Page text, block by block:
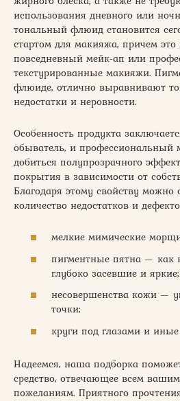
использования дневного или
тональный флюид становится
стартом для макияжа, причем
повседневный мейк-ап или
текстурированные макияжи.
флюиде, отлично выравнивают
недостатки и неровности.
Особенность продукта
обыватель, и профессиональный
добиться полупрозрачного
покрытия в зависимости от
Благодаря этому свойству
количество недостатков и
мелкие мимические
пигментные пятна — как
глубоко засевшие и яркие;
несовершенства кожи —
точки;
круги под глазами и
Надеемся, наша подборка
средство, отвечающее всем
пожеланиям. Приятного